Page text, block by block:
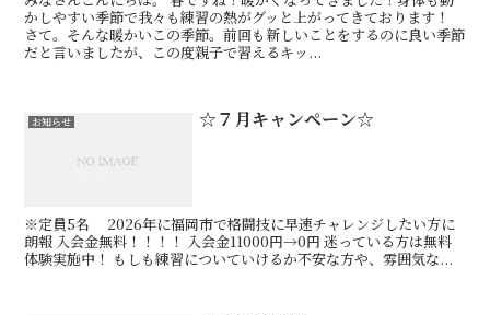
かしやすい季節で我々も練習の熱がグッと上がってきております！
さて。そんな暖かいこの季節。前回も新しいことをするのに良い季節
だと言いましたが、この度親子で習えるキッ...
お知らせ ☆７月キャンペーン☆
※定員5名 2026年に福岡市で格闘技に早速チャレンジしたい方に
朗報 入会金無料！！！！ 入会金11000円→0円 迷っている方は無料
体験実施中！ もしも練習についていけるか不安な方や、雰囲気な...